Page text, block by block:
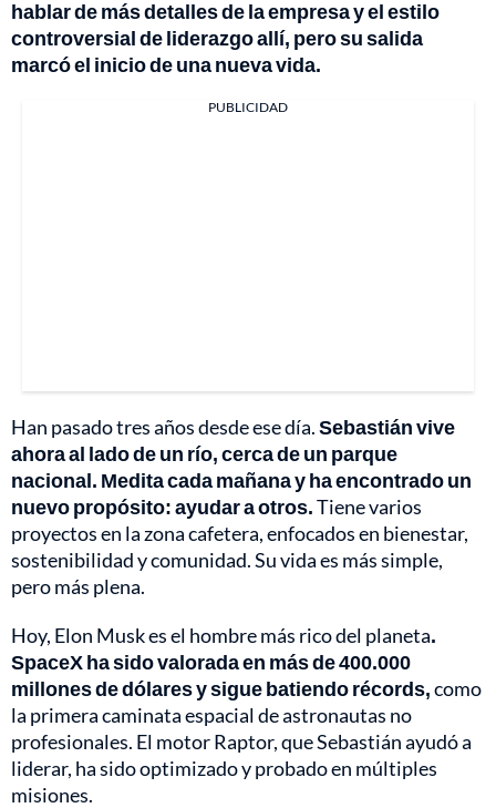
hablar de más detalles de la empresa y el estilo
controversial de liderazgo allí, pero su salida
marcó el inicio de una nueva vida.
PUBLICIDAD
Han pasado tres años desde ese día.Sebastián vive
ahora al lado de un río, cerca de un parque
nacional. Medita cada mañana y ha encontrado un
nuevo propósito: ayudar a otros.Tiene varios
proyectos en la zona cafetera, enfocados en bienestar,
sostenibilidad y comunidad. Su vida es más simple,
pero más plena.
Hoy, Elon Musk es el hombre más rico del planeta.
SpaceX ha sido valorada en más de 400.000
millones de dólares y sigue batiendo récords,como
la primera caminata espacial de astronautas no
profesionales. El motor Raptor, que Sebastián ayudó a
liderar, ha sido optimizado y probado en múltiples
misiones.